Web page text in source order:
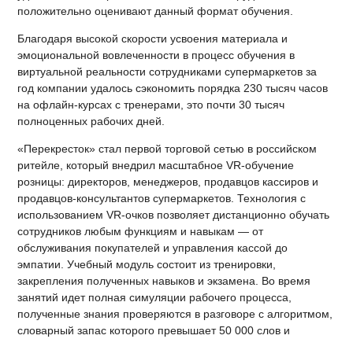
положительно оценивают данный формат обучения.
Благодаря высокой скорости усвоения материала и
эмоциональной вовлеченности в процесс обучения в
виртуальной реальности сотрудниками супермаркетов за
год компании удалось сэкономить порядка 230 тысяч часов
на офлайн-курсах с тренерами, это почти 30 тысяч
полноценных рабочих дней.
«Перекресток» стал первой торговой сетью в российском
ритейле, который внедрил масштабное VR-обучение
розницы: директоров, менеджеров, продавцов кассиров и
продавцов-консультантов супермаркетов. Технология с
использованием VR-очков позволяет дистанционно обучать
сотрудников любым функциям и навыкам — от
обслуживания покупателей и управления кассой до
эмпатии. Учебный модуль состоит из тренировки,
закрепления полученных навыков и экзамена. Во время
занятий идет полная симуляции рабочего процесса,
полученные знания проверяются в разговоре с алгоритмом,
словарный запас которого превышает 50 000 слов и